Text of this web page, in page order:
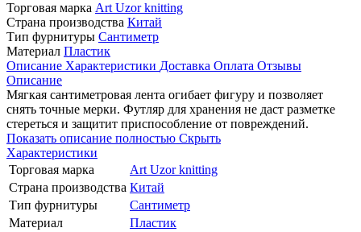
Торговая марка Art Uzor knitting
Страна производства Китай
Тип фурнитуры Сантиметр
Материал Пластик
Описание Характеристики Доставка Оплата Отзывы
Описание
Мягкая сантиметровая лента огибает фигуру и позволяет
снять точные мерки. Футляр для хранения не даст разметке
стереться и защитит приспособление от повреждений.
Показать описание полностью Скрыть
Характеристики
Торговая марка
Art Uzor knitting
Страна производства Китай
Тип фурнитуры
Сантиметр
Материал
Пластик